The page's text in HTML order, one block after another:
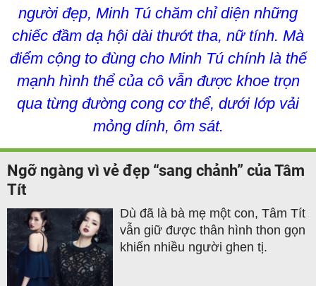
người đẹp, Minh Tú chăm chỉ diện những
chiếc đầm dạ hội dài thướt tha, nữ tính. Mà
điểm cộng to đùng cho Minh Tú chính là thế
mạnh hình thể của cô vẫn được khoe trọn
qua từng đường cong cơ thể, dưới lớp vải
mỏng dính, ôm sát.
Ngỡ ngàng vì vẻ đẹp “sang chảnh” của Tâm
Tít
Dù đã là bà mẹ một con, Tâm Tít
vẫn giữ được thân hình thon gọn
khiến nhiều người ghen tị.